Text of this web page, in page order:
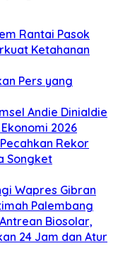
Rantai Pasok
Ketahanan
Pers yang
Andie Dinialdie
2026
Rekor
Songket
Wapres Gibran
Palembang
Biosolar,
24 Jam dan Atur